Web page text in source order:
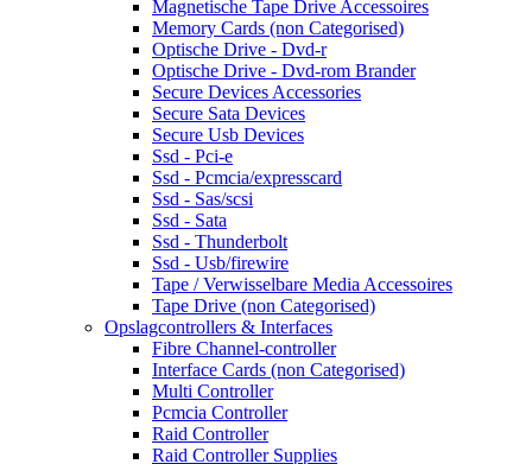
Magnetische Tape Drive Accessoires
Memory Cards (non Categorised)
Optische Drive - Dvd-r
Optische Drive - Dvd-rom Brander
Secure Devices Accessories
Secure Sata Devices
Secure Usb Devices
Ssd - Pci-e
Ssd - Pcmcia/expresscard
Ssd - Sas/scsi
Ssd - Sata
Ssd - Thunderbolt
Ssd - Usb/firewire
Tape / Verwisselbare Media Accessoires
Tape Drive (non Categorised)
Opslagcontrollers & Interfaces
Fibre Channel-controller
Interface Cards (non Categorised)
Multi Controller
Pcmcia Controller
Raid Controller
Raid Controller Supplies